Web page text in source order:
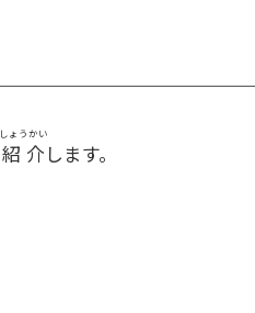
紹介
しょうかい
します。